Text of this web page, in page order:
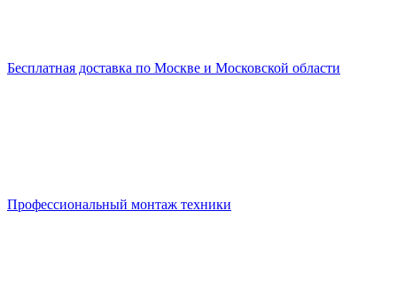
Бесплатная доставка по Москве и Московской области
Профессиональный монтаж техники